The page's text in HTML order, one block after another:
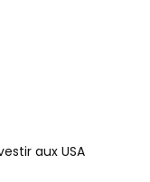
aux USA